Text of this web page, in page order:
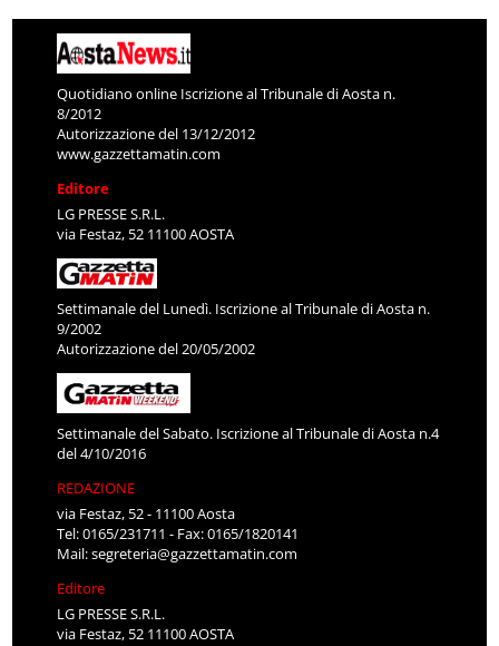
Quotidiano online Iscrizione al Tribunale di Aosta n.
8/2012
Autorizzazione del 13/12/2012
www.gazzettamatin.com
Editore
LG PRESSE S.R.L.
via Festaz, 52 11100 AOSTA
Settimanale del Lunedì. Iscrizione al Tribunale di Aosta n.
9/2002
Autorizzazione del 20/05/2002
Settimanale del Sabato. Iscrizione al Tribunale di Aosta n.4
del 4/10/2016
REDAZIONE
via Festaz, 52 - 11100 Aosta
Tel: 0165/231711 - Fax: 0165/1820141
Mail:segreteria@gazzettamatin.com
Editore
LG PRESSE S.R.L.
via Festaz, 52 11100 AOSTA